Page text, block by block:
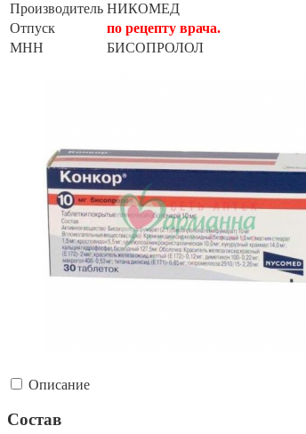
Производитель НИКОМЕД
Отпуск
по рецепту врача.
МНН
БИСОПРОЛОЛ
Описание
Состав